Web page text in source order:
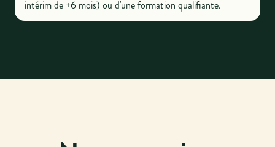
intérim de +6 mois) ou d'une formation qualifiante.